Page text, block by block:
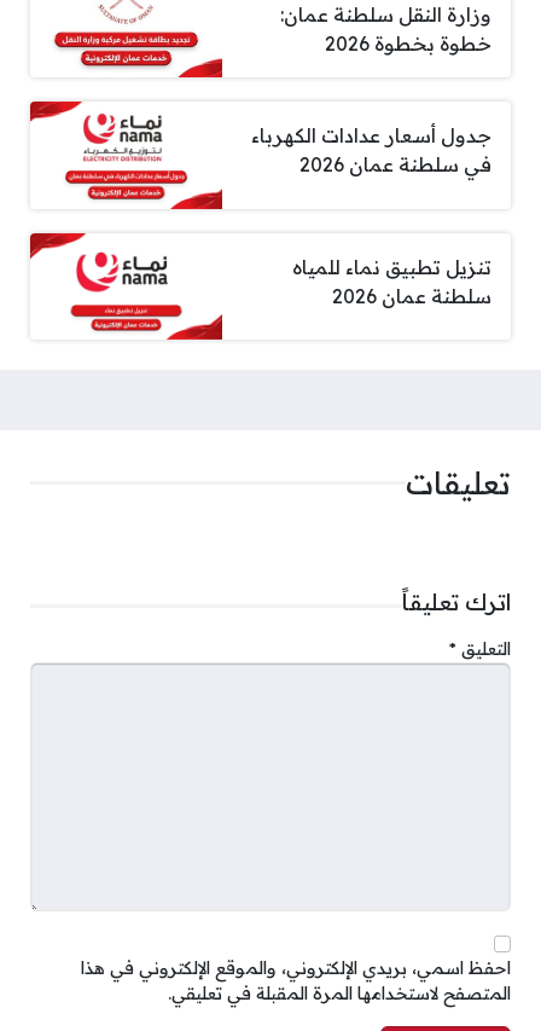
وزارة النقل سلطنة عمان:
خطوة بخطوة 2026
جدول أسعار عدادات الكهرباء
في سلطنة عمان 2026
تنزيل تطبيق نماء للمياه
سلطنة عمان 2026
تعليقات
اترك تعليقاً
التعليق *
احفظ اسمي، بريدي الإلكتروني، والموقع الإلكتروني في هذا
المتصفح لاستخدامها المرة المقبلة في تعليقي.